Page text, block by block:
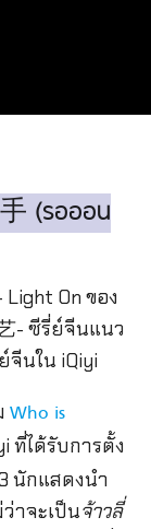
(รอออน
Who is
ที่ได้รับการตั้ง
นักแสดงนำ
าจะเป็นจ้าวลี่